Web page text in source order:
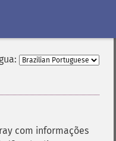
com informações